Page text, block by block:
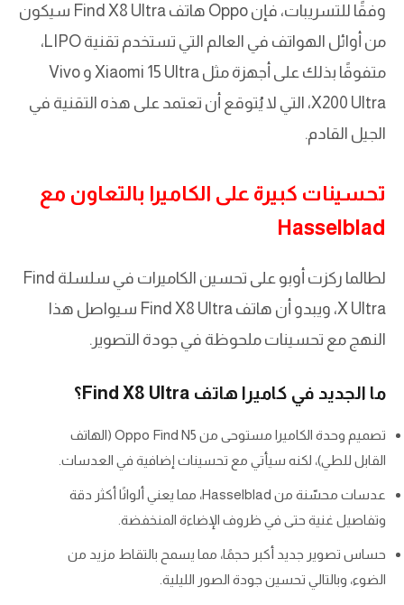
وفقًا للتسريبات، فإن Oppo هاتف Find X8 Ultra سيكون
من أوائل الهواتف في العالم التي تستخدم تقنية LIPO،
متفوقًا بذلك على أجهزة مثل Xiaomi 15 Ultra و Vivo
X200 Ultra، التي لا يُتوقع أن تعتمد على هذه التقنية في
الجيل القادم.
تحسينات كبيرة على الكاميرا بالتعاون مع
Hasselblad
لطالما ركزت أوبو على تحسين الكاميرات في سلسلة Find
X Ultra، ويبدو أن هاتف Find X8 Ultra سيواصل هذا
النهج مع تحسينات ملحوظة في جودة التصوير.
ما الجديد في كاميرا هاتف Find X8 Ultra؟
تصميم وحدة الكاميرا مستوحى من Oppo Find N5 (الهاتف
القابل للطي)، لكنه سيأتي مع تحسينات إضافية في العدسات.
عدسات محسّنة من Hasselblad، مما يعني ألوانًا أكثر دقة
وتفاصيل غنية حتى في ظروف الإضاءة المنخفضة.
حساس تصوير جديد أكبر حجمًا، مما يسمح بالتقاط مزيد من
الضوء، وبالتالي تحسين جودة الصور الليلية.